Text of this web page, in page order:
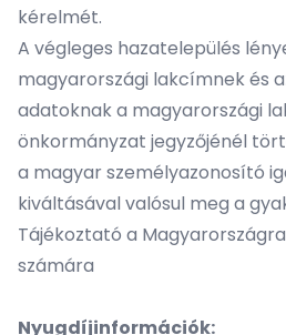
kérelmét.
A végleges hazatelepülés
magyarországi lakcímnek és
adatoknak a magyarországi
önkormányzat jegyzőjénél
a magyar személyazonosító
kiváltásával valósul meg a
Tájékoztató a
számára
Nyugdíjinformációk: